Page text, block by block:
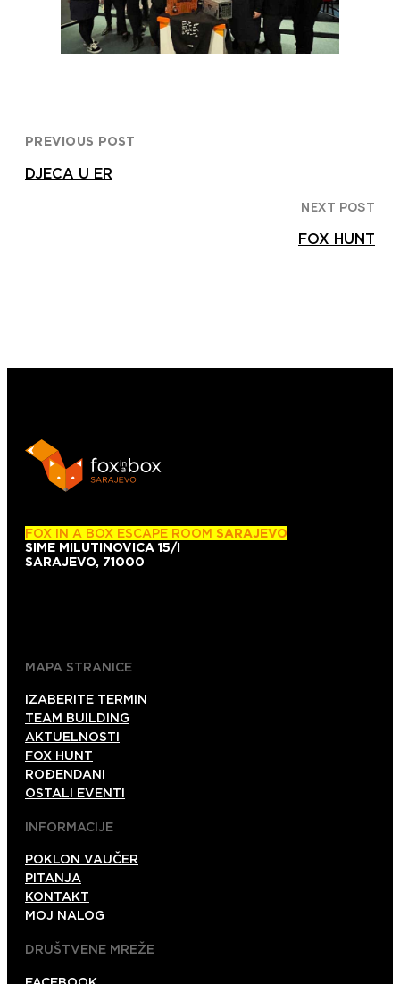
PREVIOUS POST
DJECA U ER
NEXT POST
FOX HUNT
FOX IN A BOX ESCAPE ROOM SARAJEVO
SIME MILUTINOVICA 15/I
SARAJEVO, 71000
MAPA STRANICE
IZABERITE TERMIN
TEAM BUILDING
AKTUELNOSTI
FOX HUNT
ROĐENDANI
OSTALI EVENTI
INFORMACIJE
POKLON VAUČER
PITANJA
KONTAKT
MOJ NALOG
DRUŠTVENE MREŽE